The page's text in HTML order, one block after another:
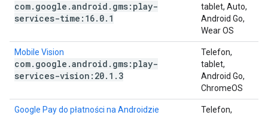
com. google .android . gms:play-
services-time:16. 0. 1
tablet, Auto,
Android Go,
Wear OS
Mobile Vision
com. google .android . gms:play-
services-vision:20. 1 . 3
Telefon,
tablet,
Android Go,
ChromeOS
Google Pay do płatności na Androidzie
Telefon,